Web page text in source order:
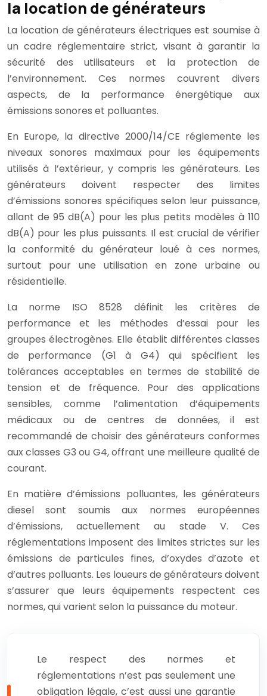
la location de générateurs
La location de générateurs électriques est soumise à
un cadre réglementaire strict, visant à garantir la
sécurité des utilisateurs et la protection de
l’environnement. Ces normes couvrent divers
aspects, de la performance énergétique aux
émissions sonores et polluantes.
En Europe, la directive 2000/14/CE réglemente les
niveaux sonores maximaux pour les équipements
utilisés à l’extérieur, y compris les générateurs. Les
générateurs doivent respecter des limites
d’émissions sonores spécifiques selon leur puissance,
allant de 95 dB(A) pour les plus petits modèles à 110
dB(A) pour les plus puissants. Il est crucial de vérifier
la conformité du générateur loué à ces normes,
surtout pour une utilisation en zone urbaine ou
résidentielle.
La norme ISO 8528 définit les critères de
performance et les méthodes d’essai pour les
groupes électrogènes. Elle établit différentes classes
de performance (G1 à G4) qui spécifient les
tolérances acceptables en termes de stabilité de
tension et de fréquence. Pour des applications
sensibles, comme l’alimentation d’équipements
médicaux ou de centres de données, il est
recommandé de choisir des générateurs conformes
aux classes G3 ou G4, offrant une meilleure qualité de
courant.
En matière d’émissions polluantes, les générateurs
diesel sont soumis aux normes européennes
d’émissions, actuellement au stade V. Ces
réglementations imposent des limites strictes sur les
émissions de particules fines, d’oxydes d’azote et
d’autres polluants. Les loueurs de générateurs doivent
s’assurer que leurs équipements respectent ces
normes, qui varient selon la puissance du moteur.
Le respect des normes et
réglementations n’est pas seulement une
obligation légale, c’est aussi une garantie